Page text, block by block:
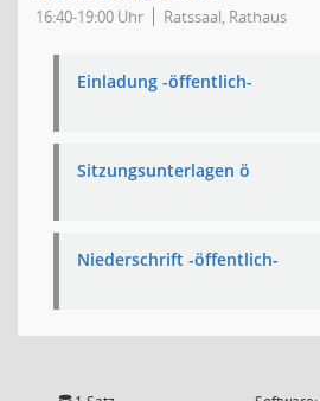
16:40-19:00 Uhr Ratssaal, Rathaus
Einladung -öffentlich-
Sitzungsunterlagen ö
Niederschrift -öffentlich-